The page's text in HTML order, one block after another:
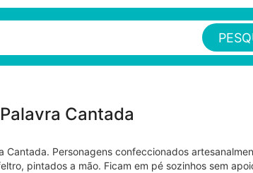
Cantada
Cantada. Personagens confeccionados
pintados a mão. Ficam em pé sozinhos sem